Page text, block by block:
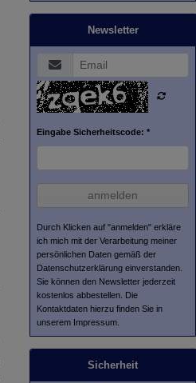
Newsletter
Eingabe Sicherheitscode: *
anmelden
Durch Klicken auf "anmelden" erkläre
ich mich mit der Verarbeitung meiner
persönlichen Daten gemäß der
Datenschutzerklärung einverstanden.
Sie können den Newsletter jederzeit
kostenlos abbestellen. Die
Kontaktdaten hierzu finden Sie in
unserem Impressum.
Sicherheit